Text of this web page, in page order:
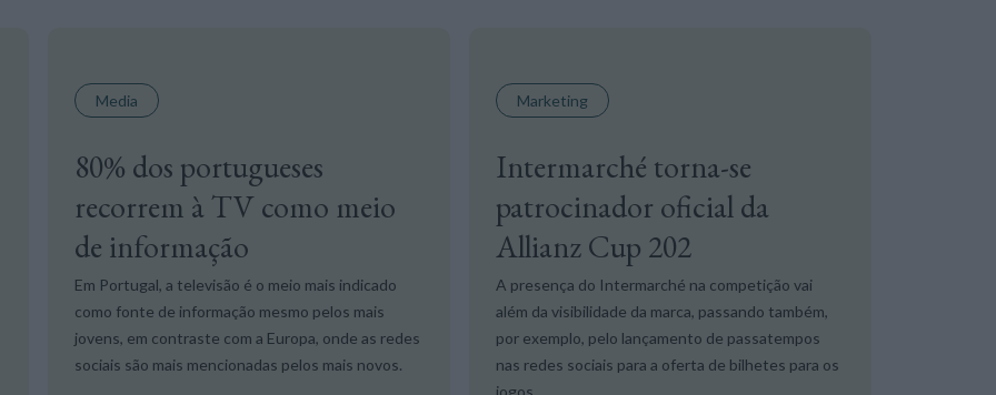
Media
80% dos portugueses
recorrem à TV como meio
de informação
Em Portugal, a televisão é o meio mais indicado
como fonte de informação mesmo pelos mais
jovens, em contraste com a Europa, onde as redes
sociais são mais mencionadas pelos mais novos.
Marketing
Intermarché torna-se
patrocinador oficial da
Allianz Cup 202
A presença do Intermarché na competição vai
além da visibilidade da marca, passando também,
por exemplo, pelo lançamento de passatempos
nas redes sociais para a oferta de bilhetes para os
jogos.